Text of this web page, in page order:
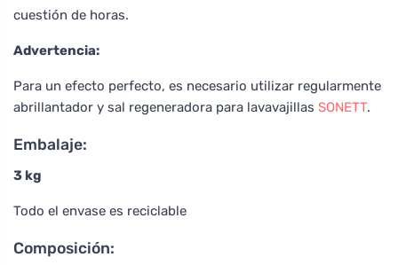
cuestión de horas.
Advertencia:
Para un efecto perfecto, es necesario utilizar regularmente
abrillantador y sal regeneradora para lavavajillas SONETT.
Embalaje:
3 kg
Todo el envase es reciclable
Composición: